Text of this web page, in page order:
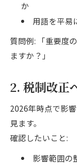
か
用語を平易
質問例: 「重要度
ますか？」
2. 税制改正
2026年時点で影
見ます。
確認したいこと:
影響範囲の